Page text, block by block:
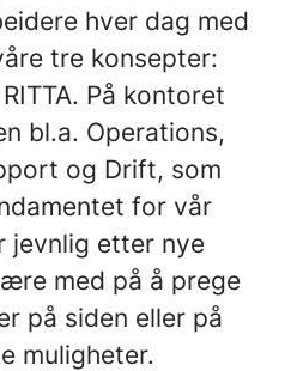
hver dag med
tre konsepter:
På kontoret
bl.a. Operations,
og Drift, som
for vår
jevnlig etter nye
med på å prege
på siden eller på
muligheter.